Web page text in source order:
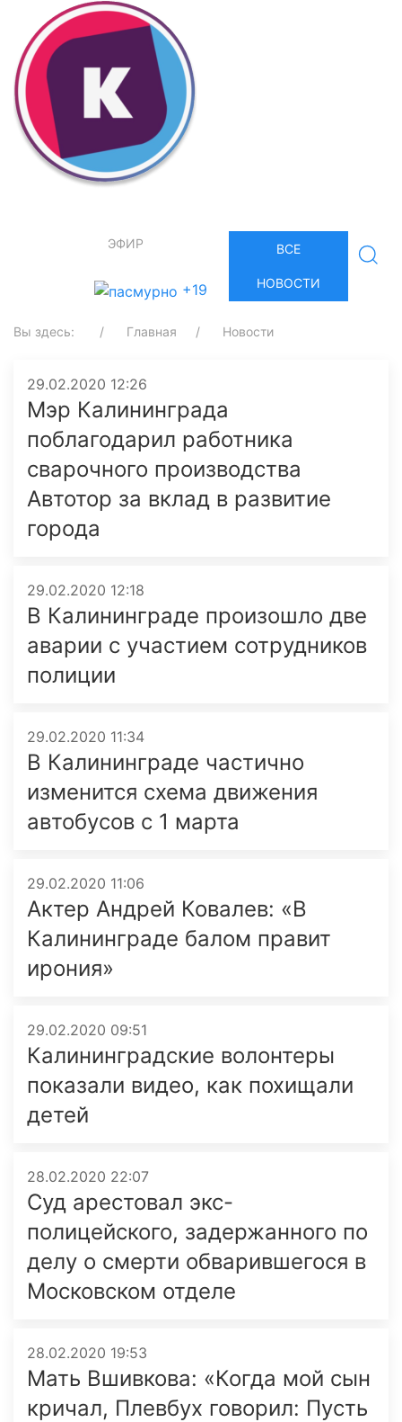
ЭФИР
+19
ВСЕ
НОВОСТИ
Вы здесь: Главная Новости
29.02.2020 12:26
Мэр Калининграда
поблагодарил работника
сварочного производства
Автотор за вклад в развитие
города
29.02.2020 12:18
В Калининграде произошло две
аварии с участием сотрудников
полиции
29.02.2020 11:34
В Калининграде частично
изменится схема движения
автобусов с 1 марта
29.02.2020 11:06
Актер Андрей Ковалев: «В
Калининграде балом правит
ирония»
29.02.2020 09:51
Калининградские волонтеры
показали видео, как похищали
детей
28.02.2020 22:07
Суд арестовал экс-
полицейского, задержанного по
делу о смерти обварившегося в
Московском отделе
28.02.2020 19:53
Мать Вшивкова: «Когда мой сын
кричал, Плевбух говорил: Пусть